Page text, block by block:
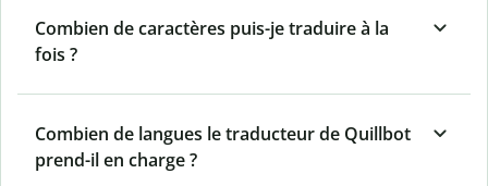
Combien de caractères puis-je traduire à la
fois ?
Combien de langues le traducteur de Quillbot
prend-il en charge ?